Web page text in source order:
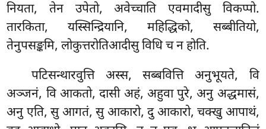
नियता, तेन उपेतो, अवेच्चाति एवमादीसु विकप्पो.
तारकिता, यस्सिन्द्रियानि, महिद्धिको, सब्बीतियो,
तेनुपसङ्कमि, लोकुत्तरोतिआदीसु विधि च न होति.
पटिसन्थारवुत्ति अस्स, सब्बवित्ति अनुभूयते, वि
अञ्जनं, वि आकतो, दासी अहं, अहुवा पुरे, अनु अद्धमासं,
अनु एति, सु आगतं, सु आकारो, दु आकारो, चक्खु आपाथं,